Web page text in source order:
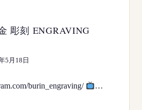
彫刻 ENGRAVING
5月18日
burin_engraving/
…